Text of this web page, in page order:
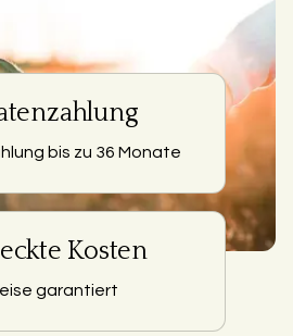
bis zu 36 Monate
Kosten
garantiert